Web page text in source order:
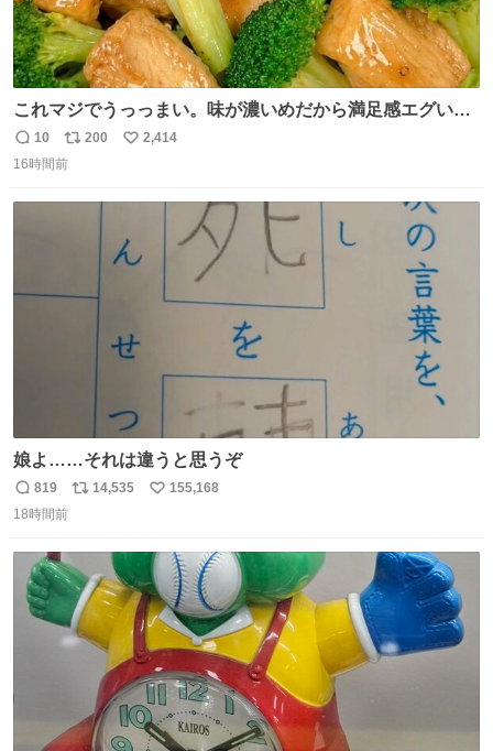
これマジでうっっまい。味が濃いめだから満足感エグいし
1週間で3キロ痩せた😭
返
信
10
リ
ポ
200
い
2,414
16時間前
娘よ……それは違うと思うぞ
返
信
819
リ
ト
数
14,535
い
数
155,168
18時間前